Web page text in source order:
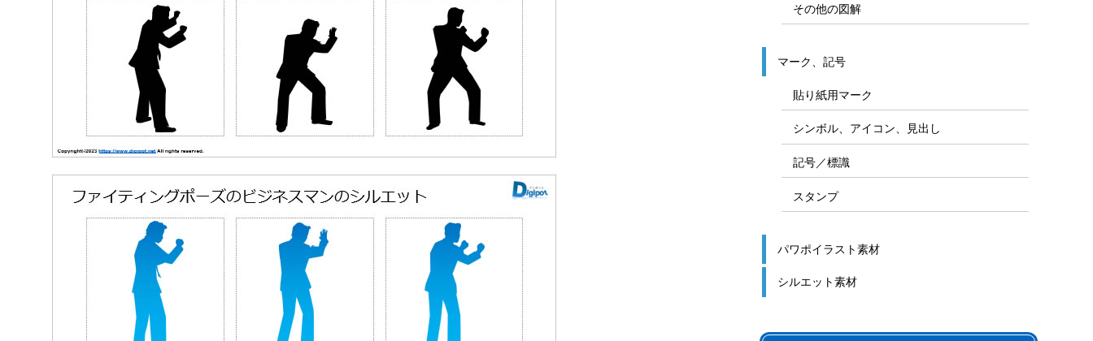
その他の図解
マーク、記号
貼り紙用マーク
シンボル、アイコン、見出し
記号／標識
スタンプ
パワポイラスト素材
シルエット素材